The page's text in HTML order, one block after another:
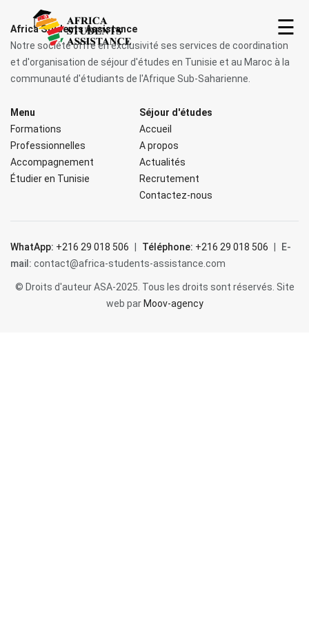
☰
propos
Étudier
Africa Students Assistance
Notre société offre en exclusivité ses services de coordination
et d'organisation de séjour d'études en Tunisie et au Maroc à la
communauté d'étudiants de l'Afrique Sub-Saharienne.
Menu
Formations
Professionnelles
Accompagnement
Étudier en Tunisie
Séjour d'études
Accueil
A propos
Actualités
Recrutement
Contactez-nous
WhatApp: +216 29 018 506 Téléphone: +216 29 018 506
E-
mail: contact@africa-students-assistance.com
© Droits d'auteur ASA-2025. Tous les droits sont réservés. Site
web par Moov-agency